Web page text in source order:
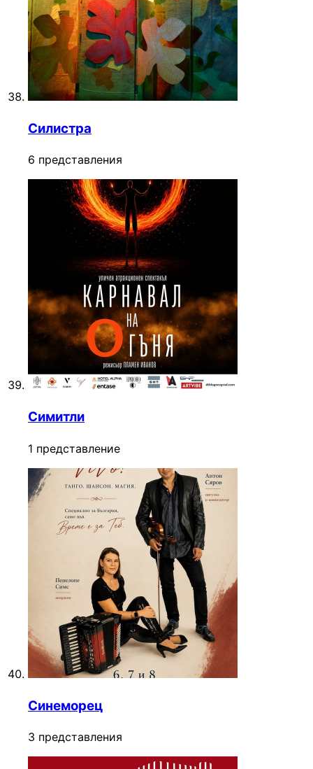
Силистра
6 представления
Симитли
1 представление
Синеморец
3 представления